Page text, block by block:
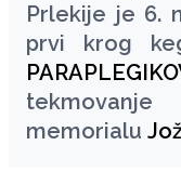
Prlekije je 6.
prvi krog
memorialu